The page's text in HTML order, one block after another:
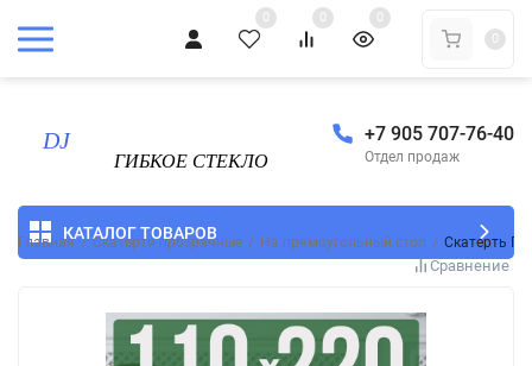
0 0
0
0
+7 905 707-76-40
Отдел продаж
КАТАЛОГ ТОВАРОВ
Главная / Скатерти прозрачные / На прямоугольный стол / Скатерть
Сравнение